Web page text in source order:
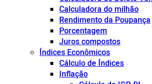
Calculadora do milhão
Rendimento da Poupança
Porcentagem
Juros compostos
Índices Econômicos
Cálculo de Índices
Inflação